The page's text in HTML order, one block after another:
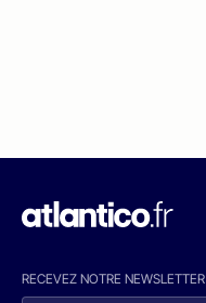
RECEVEZ NOTRE NEWSLETTER